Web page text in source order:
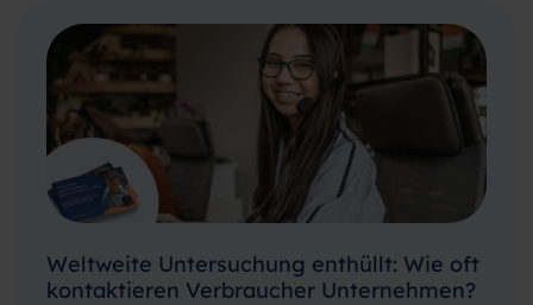
Weltweite Untersuchung enthüllt: Wie oft
kontaktieren Verbraucher Unternehmen?